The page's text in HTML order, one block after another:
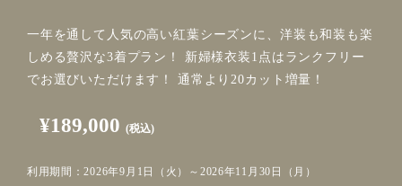
一年を通して人気の高い紅葉シーズンに、洋装も和装も楽
しめる贅沢な3着プラン！ 新婦様衣装1点はランクフリー
でお選びいただけます！ 通常より20カット増量！
¥189,000 (税込)
利用期間：2026年9月1日（火）～2026年11月30日（月）